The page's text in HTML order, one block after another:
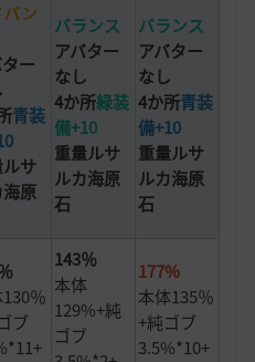
バン
ー
青装
サ
原
バランス
アバター
なし
4か所緑装
備+10
重量ルサ
ルカ海原
石
バランス
アバター
なし
4か所青装
備+10
重量ルサ
ルカ海原
石
％
ブ
143％
本体
129%+純
ゴブ
177%
本体135％
+純ゴブ
3.5%*10+